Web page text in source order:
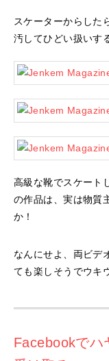
スケーターからした
汚してひどい扱いす
高級な靴でスケート
の作品は、実は物質
か！
なんにせよ、両ビデ
ても楽しそうでウキ
Facebookでハ